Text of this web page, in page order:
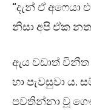
“දැන් ඒ
නිසා අපි ඒක
ඇය වඩාත්
හා පැවසුවා
පවතින්නා වූ